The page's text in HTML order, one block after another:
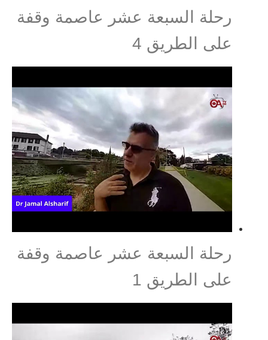
رحلة السبعة عشر عاصمة وقفة
على الطريق 4
رحلة السبعة عشر عاصمة وقفة
على الطريق 1